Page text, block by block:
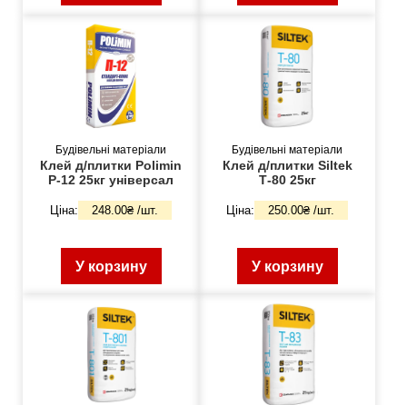
Будівельні матеріали
Клей д/плитки Polimin
Р-12 25кг універсал
Ціна: 248.00₴ /шт.
У корзину
Будівельні матеріали
Клей д/плитки Siltek
Т-80 25кг
Ціна: 250.00₴ /шт.
У корзину